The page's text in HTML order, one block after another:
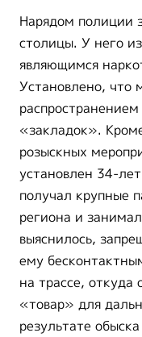
Нарядом полиции
столицы. У него
являющимся
Установлено, что
«закладок».
розыскных
установлен 34-
получал крупные
региона и
выяснилось,
ему
на трассе, откуда
«товар» для
результате